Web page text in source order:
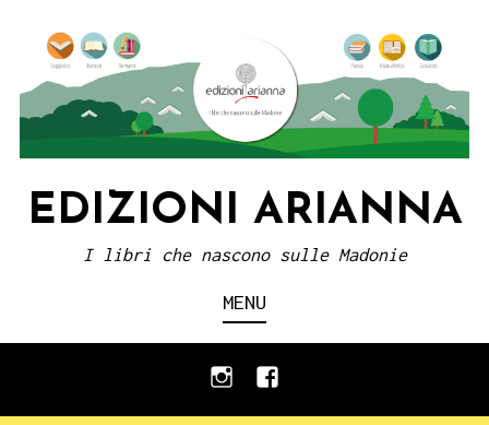
content
EDIZIONI ARIANNA
I libri che nascono sulle Madonie
MENU
instagramfacebook